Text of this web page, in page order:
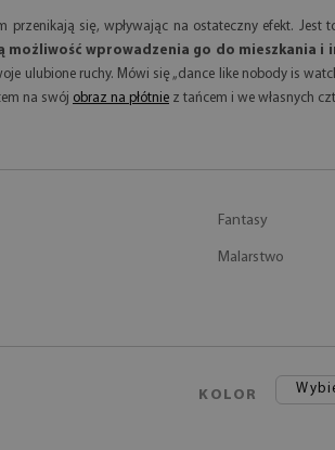
się, wpływając na ostateczny efekt.
możliwość wprowadzenia go do mieszkania i
ulubione ruchy. Mówi się „dance like nobody is
na swój obraz na płótnie z tańcem i we własnych
Fantasy
Malarstwo
KOLOR